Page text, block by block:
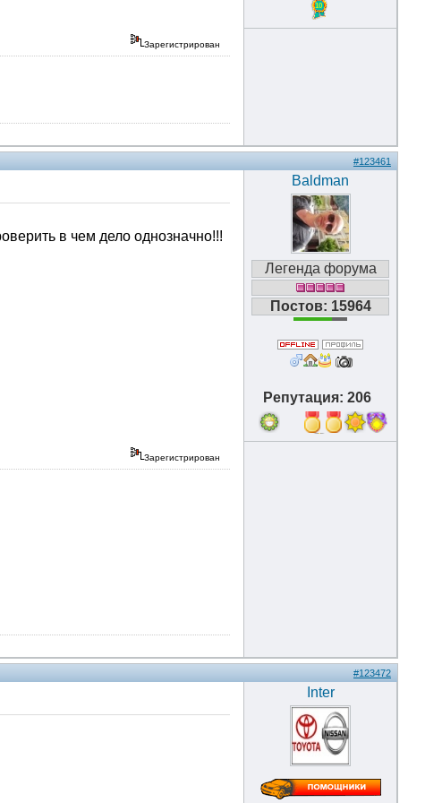
10
Зарегистрирован
#123461
в чем дело однозначно!!!
Baldman
Легенда форума
Постов: 15964
Репутация: 206
7
Зарегистрирован
#123472
Inter